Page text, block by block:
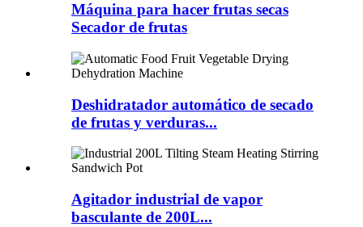
Máquina para hacer frutas secas
Secador de frutas
Deshidratador automático de secado
de frutas y verduras...
Agitador industrial de vapor
basculante de 200L...